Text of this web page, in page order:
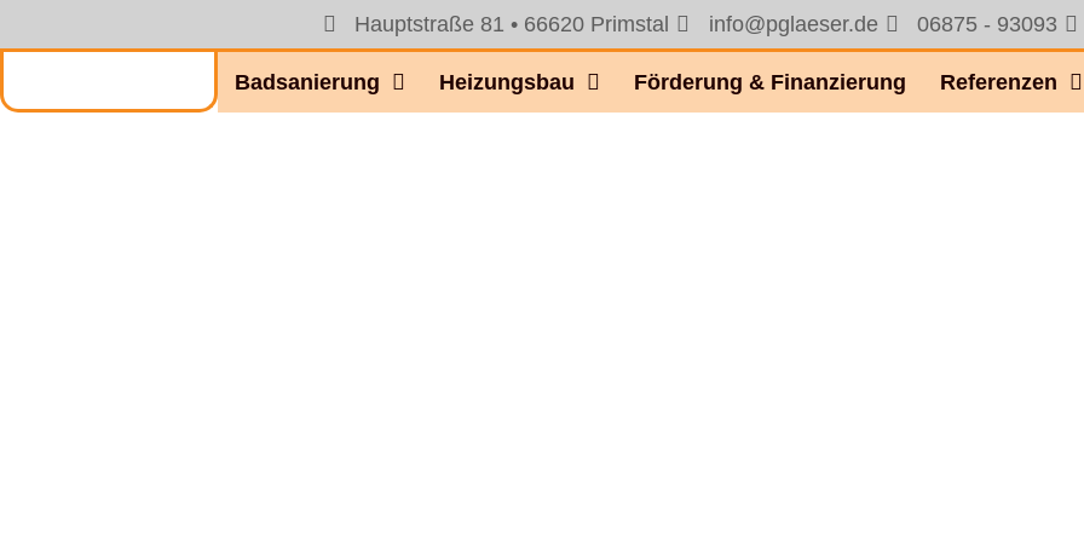
Hauptstraße 81 • 66620 Primstal info@pglaeser.de 06875 - 93093
Badsanierung Heizungsbau Förderung & Finanzierung Referenzen